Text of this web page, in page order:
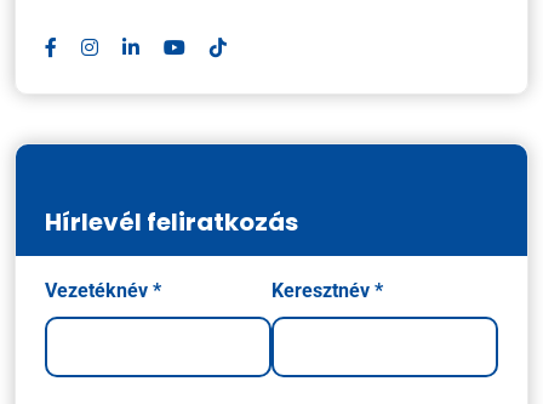
Hírlevél feliratkozás
Név
*
Vezetéknév * Keresztnév *